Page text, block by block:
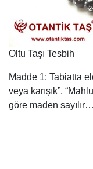
Oltu Taşı Tesbih
Madde 1: Tabiatta
veya karışık”,
göre maden sayılır…